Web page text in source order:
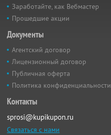
Заработайте, как Вебмастер
Прошедшие акции
Документы
Агентский договор
Лицензионный договор
Публичная оферта
Политика конфиденциальности
Контакты
sprosi@kupikupon.ru
Связаться с нами